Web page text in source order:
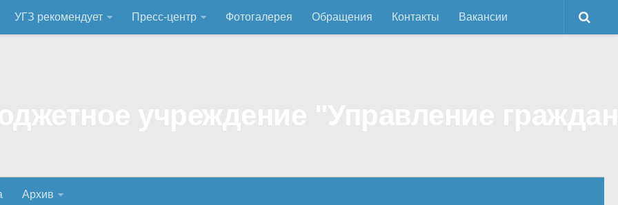
УГЗ рекомендует Пресс-центр Фотогалерея Обращения Контакты Вакансии
Архив